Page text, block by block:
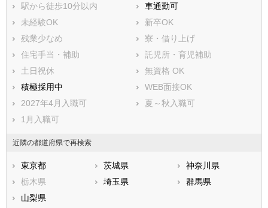
駅から徒歩10分以内
車通勤可
未経験OK
新卒OK
残業少なめ
寮・借り上げ
住宅手当・補助
託児所・育児補助
土日祝休
無資格 OK
積極採用中
WEB面接OK
2027年4月入職可
夏～秋入職可
1月入職可
近隣の都道府県で再検索
東京都 茨城県
神奈川県
栃木県
埼玉県
群馬県
山梨県